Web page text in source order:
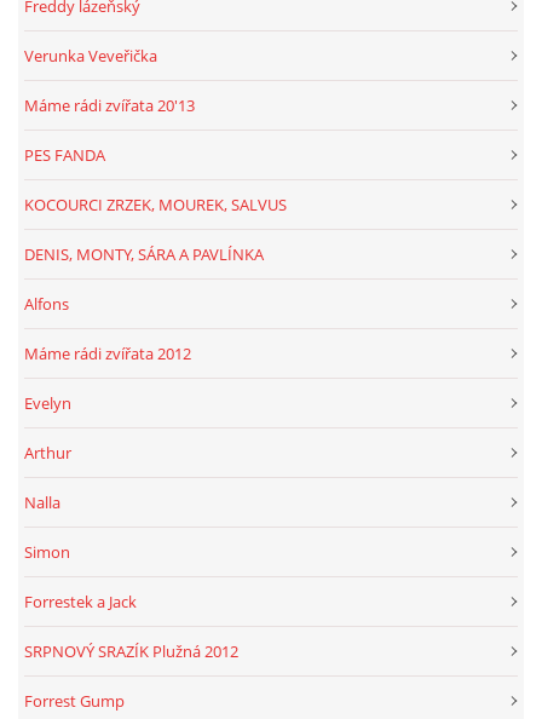
Freddy lázeňský
Verunka Veveřička
Máme rádi zvířata 20'13
PES FANDA
KOCOURCI ZRZEK, MOUREK, SALVUS
DENIS, MONTY, SÁRA A PAVLÍNKA
Alfons
Máme rádi zvířata 2012
Evelyn
Arthur
Nalla
Simon
Forrestek a Jack
SRPNOVÝ SRAZÍK Plužná 2012
Forrest Gump